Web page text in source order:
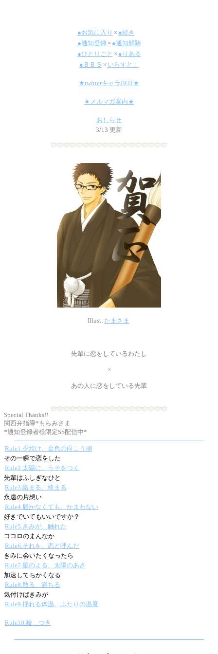
●お気に入り × ●続き
●通知登録 × ●通知解除
●ひとりごと × ●りある
●ＢＢＳ × いらすと！
★twitterキャラBOT★
★メルマガ案内★
おしらせ
3/13 更新
Illust: たまさま
先輩に恋をしているわたし
×
あの人に恋をしている先輩
Special Thanks!!
関西弁指導*もらみさま
*通知登録者様限定SS配信中*
Rule1.夕焼け、金色の向こう側
その一瞬で恋をした
Rule2.太陽に、うそをつく
先輩はふしぎなひと
Rule3.絡まる、絡まる
永遠の片想い
Rule4.届かなくても、かまわない
好きでいてもいいですか？
Rule5.きみが、触れた
ココロのまんなか
Rule6.それを、恋と呼んだ
きみに会いたくなったら
Rule7.星のよる、太陽のあさ
加速してちかくなる
Rule8.散る、満ちる
気付けばきみが
Rule9.揺れる体温、ふたりの温度
Rule10.嘘、つき